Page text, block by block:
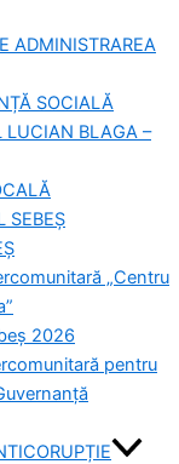
ADMINISTRAREA
SOCIALĂ
LUCIAN BLAGA –
SEBEȘ
„Centru
2026
pentru